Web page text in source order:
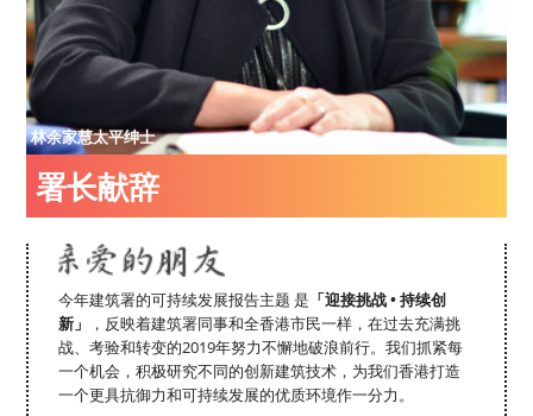
关顾员工
结伴实现卓越成就
署长献辞
林余家慧太平绅士
今年建筑署的可持续发展报告主题 是 「迎接挑战 • 持续创
新」
，反映着建筑署同事和全香港市民一样，在过去充满挑
战、考验和转变的2019年努力不懈地破浪前行。我们抓紧每
一个机会，积极研究不同的创新建筑技术，为我们香港打造
一个更具抗御力和可持续发展的优质环境作一分力。